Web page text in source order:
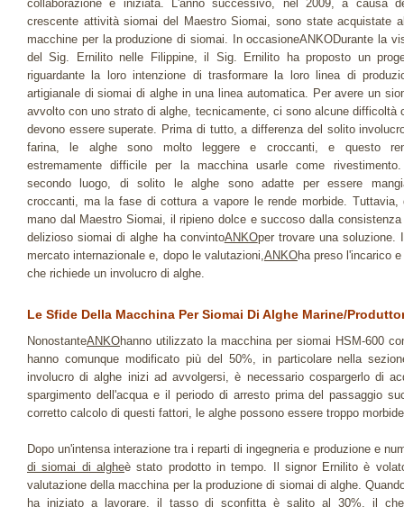
collaborazione è iniziata. L'anno successivo, nel 2009, a causa
crescente attività siomai del Maestro Siomai, sono state acquistate
macchine per la produzione di siomai. In occasioneANKODurante la
del Sig. Ernilito nelle Filippine, il Sig. Ernilito ha proposto un
riguardante la loro intenzione di trasformare la loro linea di
artigianale di siomai di alghe in una linea automatica. Per avere un
avvolto con uno strato di alghe, tecnicamente, ci sono alcune difficoltà
devono essere superate. Prima di tutto, a differenza del solito
farina, le alghe sono molto leggere e croccanti, e questo
estremamente difficile per la macchina usarle come
secondo luogo, di solito le alghe sono adatte per essere
croccanti, ma la fase di cottura a vapore le rende morbide.
mano dal Maestro Siomai, il ripieno dolce e succoso dalla
delizioso siomai di alghe ha convintoANKOper trovare una soluzione.
mercato internazionale e, dopo le valutazioni,ANKOha preso l'incarico
che richiede un involucro di alghe.
Le Sfide Della Macchina Per Siomai Di Alghe Marine/
NonostanteANKOhanno utilizzato la macchina per siomai HSM-600
hanno comunque modificato più del 50%, in particolare nella
involucro di alghe inizi ad avvolgersi, è necessario cospargerlo di
spargimento dell'acqua e il periodo di arresto prima del passaggio
corretto calcolo di questi fattori, le alghe possono essere troppo
Dopo un'intensa interazione tra i reparti di ingegneria e produzione e
di siomai di algheè stato prodotto in tempo. Il signor Ernilito è
valutazione della macchina per la produzione di siomai di alghe.
ha iniziato a lavorare, il tasso di sconfitta è salito al 30%, il